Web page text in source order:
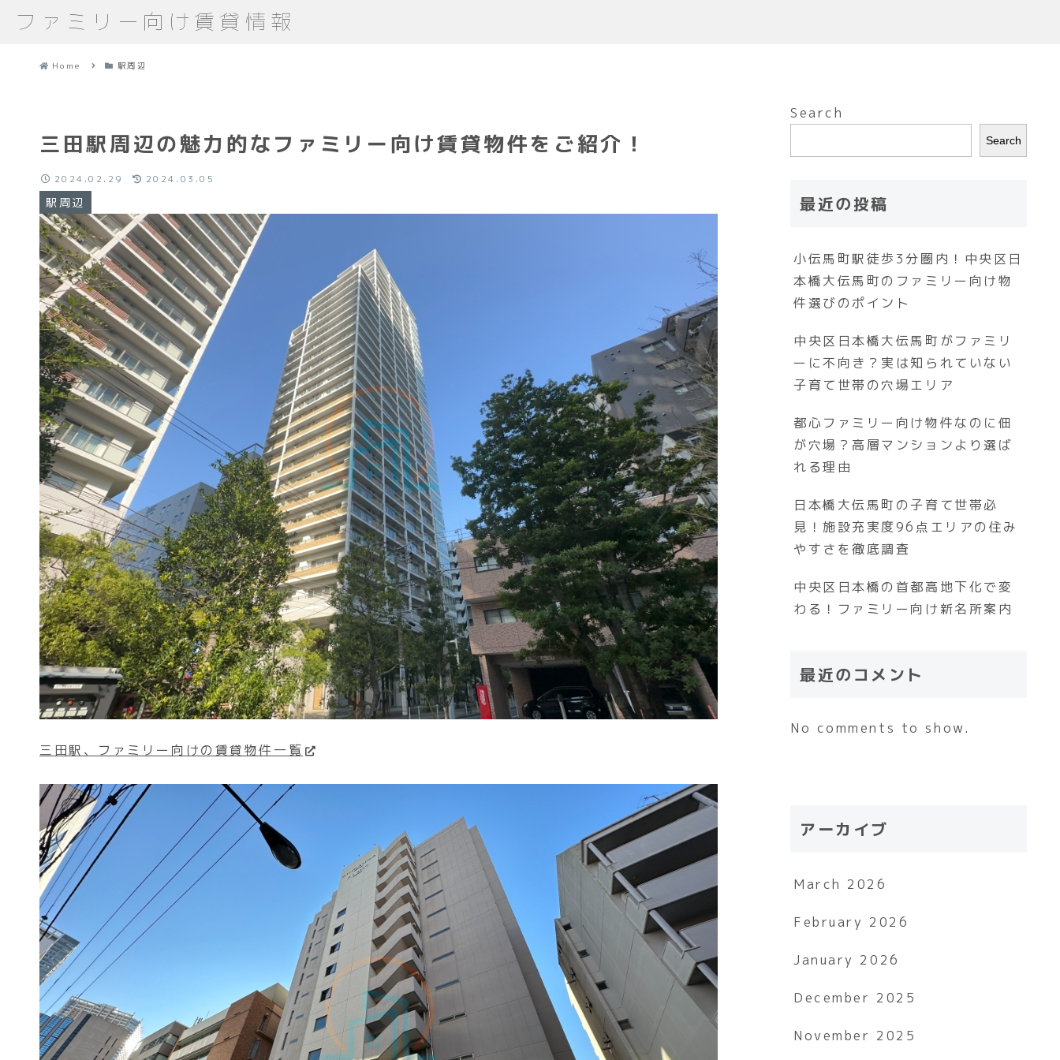
ファミリー向け賃貸情報
Home 駅周辺
三田駅周辺の魅力的なファミリー向け賃貸物件をご紹介！
駅周辺
2024.02.29 2024.03.05
三田駅、ファミリー向けの賃貸物件一覧
Search
Search
最近の投稿
小伝馬町駅徒歩3分圏内！中央区日
本橋大伝馬町のファミリー向け物
件選びのポイント
中央区日本橋大伝馬町がファミリ
ーに不向き？実は知られていない
子育て世帯の穴場エリア
都心ファミリー向け物件なのに佃
が穴場？高層マンションより選ば
れる理由
日本橋大伝馬町の子育て世帯必
見！施設充実度96点エリアの住み
やすさを徹底調査
中央区日本橋の首都高地下化で変
わる！ファミリー向け新名所案内
最近のコメント
No comments to show.
アーカイブ
March 2026
February 2026
January 2026
December 2025
November 2025